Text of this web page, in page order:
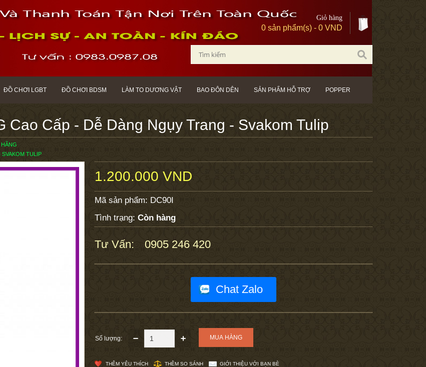
Giỏ hàng
0 sản phẩm(s) - 0 VND
ĐỒ CHƠI LGBT ĐỒ CHƠI BDSM LÀM TO DƯƠNG VẬT BAO ĐÔN DÊN SẢN PHẨM HỖ TRỢ POPPER
Cao Cấp - Dễ Dàng Ngụy Trang - Svakom Tulip
TULIP
1.200.000 VND
Mã sản phẩm: DC90I
Tình trạng: Còn hàng
Tư Vấn: 0905 246 420
Chat Zalo
Số lượng:
THÊM YÊU THÍCH THÊM SO SÁNH GIỚI THIỆU VỚI BẠN BÈ